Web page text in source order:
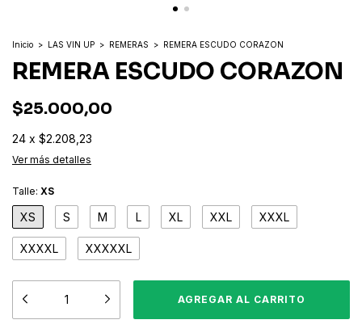
Inicio > LAS VIN UP > REMERAS > REMERA ESCUDO CORAZON
REMERA ESCUDO CORAZON
$25.000,00
24 x $2.208,23
Ver más detalles
Talle: XS
XS S M L XL XXL XXXL
XXXXL XXXXXL